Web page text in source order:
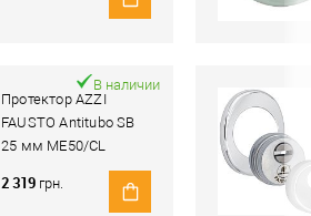
Протектор AZZI
FAUSTO Antitubo SB
25 мм ME50/CL
овальный стандарт
хром полированный
В наличии
2 319 грн.